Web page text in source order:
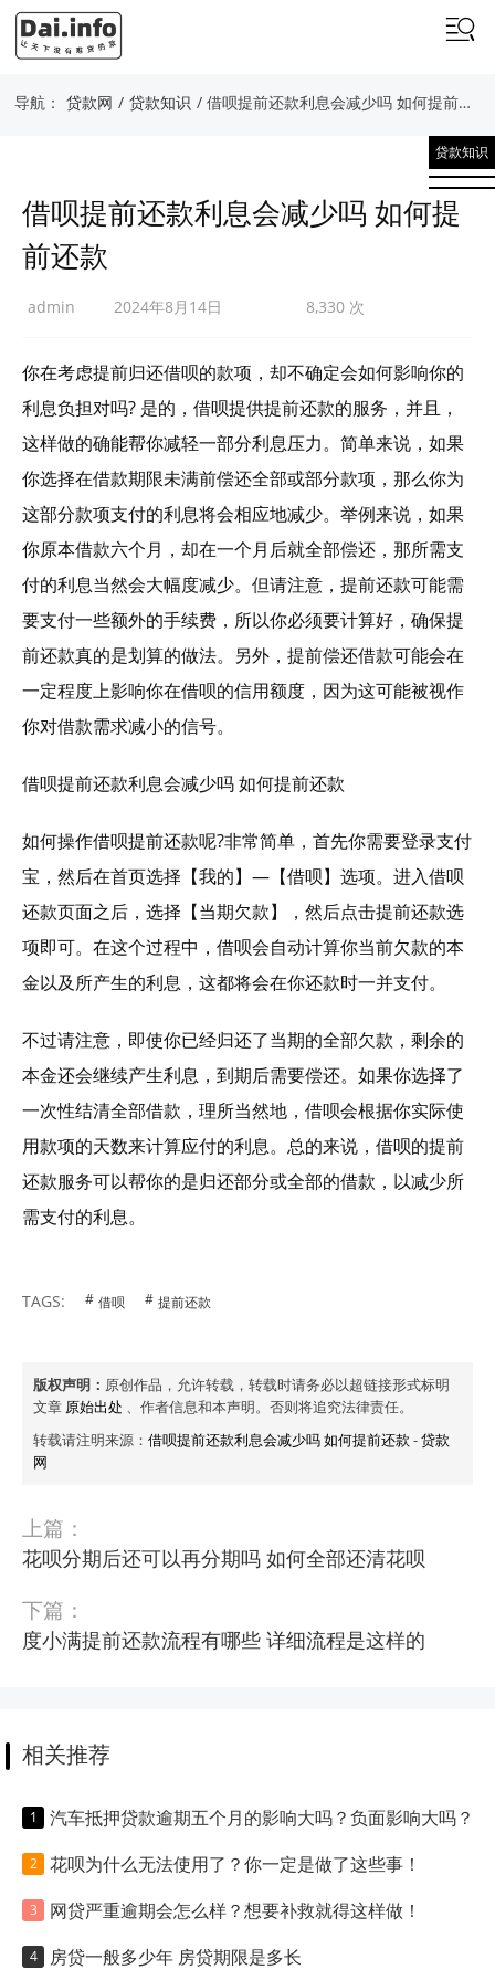
导航： 贷款网 / 贷款知识 / 借呗提前还款利息会减少吗 如何提前还款
贷款知识
借呗提前还款利息会减少吗 如何提
前还款
admin 2024年8月14日 8,330 次
你在考虑提前归还借呗的款项，却不确定会如何影响你的
利息负担对吗? 是的，借呗提供提前还款的服务，并且，
这样做的确能帮你减轻一部分利息压力。简单来说，如果
你选择在借款期限未满前偿还全部或部分款项，那么你为
这部分款项支付的利息将会相应地减少。举例来说，如果
你原本借款六个月，却在一个月后就全部偿还，那所需支
付的利息当然会大幅度减少。但请注意，提前还款可能需
要支付一些额外的手续费，所以你必须要计算好，确保提
前还款真的是划算的做法。另外，提前偿还借款可能会在
一定程度上影响你在借呗的信用额度，因为这可能被视作
你对借款需求减小的信号。
借呗提前还款利息会减少吗 如何提前还款
如何操作借呗提前还款呢?非常简单，首先你需要登录支付
宝，然后在首页选择【我的】—【借呗】选项。进入借呗
还款页面之后，选择【当期欠款】，然后点击提前还款选
项即可。在这个过程中，借呗会自动计算你当前欠款的本
金以及所产生的利息，这都将会在你还款时一并支付。
不过请注意，即使你已经归还了当期的全部欠款，剩余的
本金还会继续产生利息，到期后需要偿还。如果你选择了
一次性结清全部借款，理所当然地，借呗会根据你实际使
用款项的天数来计算应付的利息。总的来说，借呗的提前
还款服务可以帮你的是归还部分或全部的借款，以减少所
需支付的利息。
TAGS: 借呗 提前还款
版权声明： 原创作品，允许转载，转载时请务必以超链接形式标明
文章 原始出处 、作者信息和本声明。否则将追究法律责任。
转载请注明来源： 借呗提前还款利息会减少吗 如何提前还款 -贷款
网
上篇：
花呗分期后还可以再分期吗 如何全部还清花呗
下篇：
度小满提前还款流程有哪些 详细流程是这样的
相关推荐
汽车抵押贷款逾期五个月的影响大吗？负面影响大吗？
花呗为什么无法使用了？你一定是做了这些事！
网贷严重逾期会怎么样？想要补救就得这样做！
房贷一般多少年 房贷期限是多长